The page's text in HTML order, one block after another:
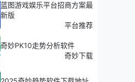
蓝图游戏娱乐平台招商方案最
新版
平台推荐
奇妙PK10走势分析软件
奇妙下载